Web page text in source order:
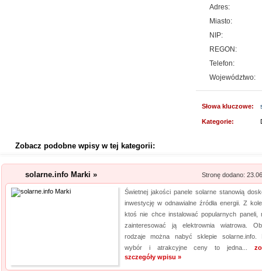
Adres:
Miasto:
NIP:
REGON:
Telefon:
Województwo:
Słowa kluczowe:
Kategorie:
Zobacz podobne wpisy w tej kategorii:
solarne.info Marki » Stronę dodano:
Świetnej jakości panele solarne stanowią
inwestycję w odnawialne źródła energii. Z
ktoś nie chce instalować popularnych paneli,
zainteresować ją elektrownia wiatrowa.
rodzaje można nabyć sklepie solarne.info.
wybór i atrakcyjne ceny to jedna...
szczegóły wpisu »